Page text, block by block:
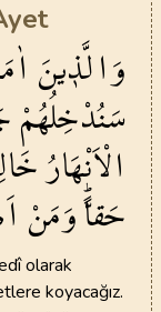
وَالَّذ۪ينَ
سَنُدْخِلُهُمْ
الْاَنْهَارُ
حَقاًّۜوَمَنْ
olarak
koyacağız.